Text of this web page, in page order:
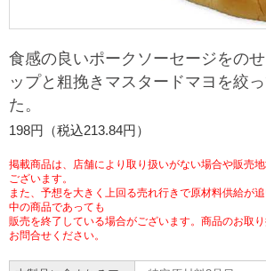
ギフト
プリペイドカード・金券
ニンテンドー・ダウンロードカード
マルチコピー機でできることトップ
コピー
プリント
スキャン
ファクス
チケット
宅配便
切手・はがき・印紙
セブン銀行ATM
ご利用可能なお支払い方法
チケットサービス
セブンチケット
イープラス
セブン‐イレブンでお受取り
セブンネットショッピング
企業理念
会社概要
貸借対照表・損益計算書
沿革
国内店舗数
セブン＆アイ・ホールディングスの重点課
サステナビリティ活動基本方針
サステナビリティ推進体制
GREEN CHALLENGE 2050
4VISIONS
加盟店オーナー募集 物
アルバイト情報
店舗検索
お問い合わせ
Language
English (Corporate)
食感の良いポークソーセージをの
ップと粗挽きマスタードマヨを絞
た。
198円（税込213.84円）
掲載商品は、店舗により取り扱いがない場合や販売
ございます。
また、予想を大きく上回る売れ行きで原材料供給が
中の商品であっても
販売を終了している場合がございます。商品のお取
お問合せください。